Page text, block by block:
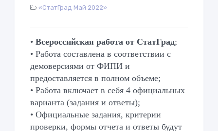
«СтатГрад Май 2022»
• Всероссийская работа от СтатГрад;
• Работа составлена в соответствии с
демоверсиями от ФИПИ и
предоставляется в полном объеме;
• Работа включает в себя 4 официальных
варианта (задания и ответы);
• Официальные задания, критерии
проверки, формы отчета и ответы будут